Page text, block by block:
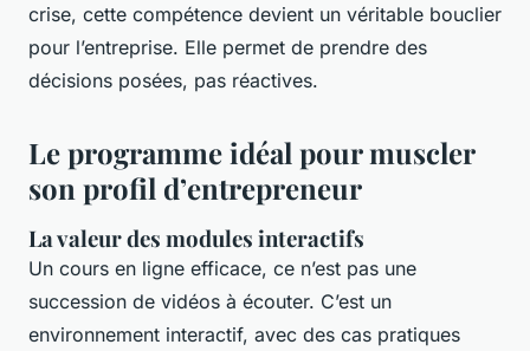
crise, cette compétence devient un véritable bouclier
pour l’entreprise. Elle permet de prendre des
décisions posées, pas réactives.
Le programme idéal pour muscler
son profil d’entrepreneur
La valeur des modules interactifs
Un cours en ligne efficace, ce n’est pas une
succession de vidéos à écouter. C’est un
environnement interactif, avec des cas pratiques